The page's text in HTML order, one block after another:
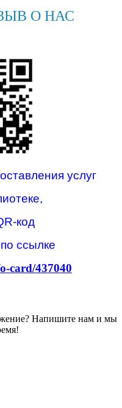
О НАС
услуг
код
ссылке
card/437040
Напишите нам и мы